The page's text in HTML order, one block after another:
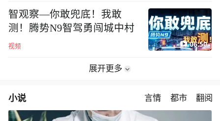
智观察—你敢兜底！我敢
测！腾势N9智驾勇闯城中村
视频 06:50
展开更多
小说 言情 都市 翻阅